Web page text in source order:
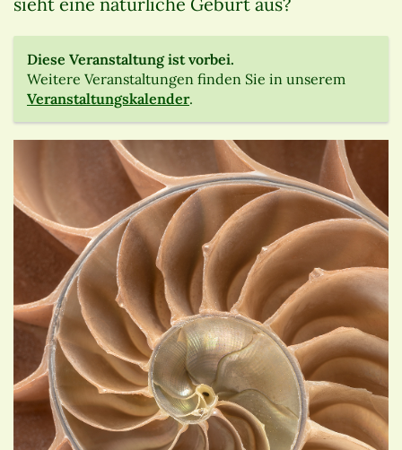
Diese Veranstaltung ist vorbei.
Weitere Veranstaltungen finden Sie in unserem
Veranstaltungskalender.